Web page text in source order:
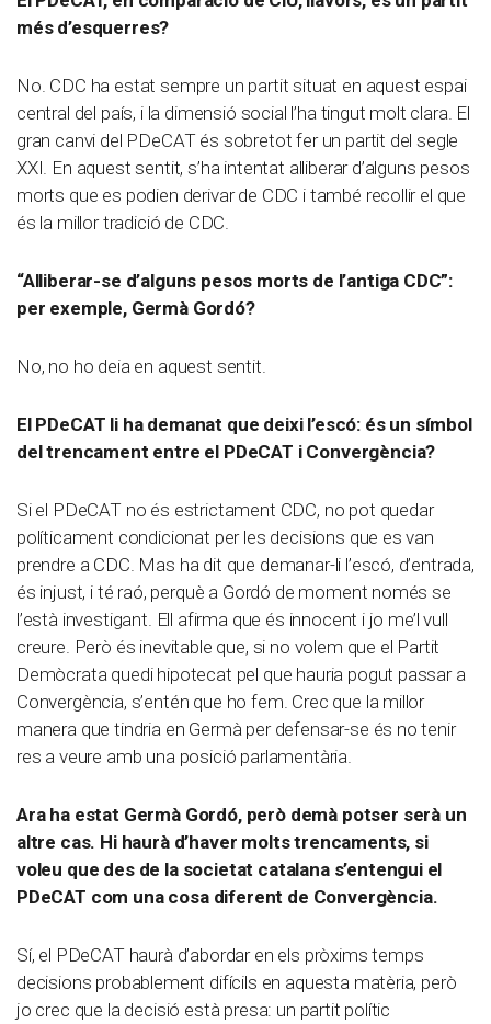
més d’esquerres?
No. CDC ha estat sempre un partit situat en aquest espai
central del país, i la dimensió social l’ha tingut molt clara. El
gran canvi del PDeCAT és sobretot fer un partit del segle
XXI. En aquest sentit, s’ha intentat alliberar d’alguns pesos
morts que es podien derivar de CDC i també recollir el que
és la millor tradició de CDC.
“Alliberar-se d’alguns pesos morts de l’antiga CDC”:
per exemple, Germà Gordó?
No, no ho deia en aquest sentit.
El PDeCAT li ha demanat que deixi l’escó: és un símbol
del trencament entre el PDeCAT i Convergència?
Si el PDeCAT no és estrictament CDC, no pot quedar
políticament condicionat per les decisions que es van
prendre a CDC. Mas ha dit que demanar-li l’escó, d’entrada,
és injust, i té raó, perquè a Gordó de moment només se
l’està investigant. Ell afirma que és innocent i jo me’l vull
creure. Però és inevitable que, si no volem que el Partit
Demòcrata quedi hipotecat pel que hauria pogut passar a
Convergència, s’entén que ho fem. Crec que la millor
manera que tindria en Germà per defensar-se és no tenir
res a veure amb una posició parlamentària.
Ara ha estat Germà Gordó, però demà potser serà un
altre cas. Hi haurà d’haver molts trencaments, si
voleu que des de la societat catalana s’entengui el
PDeCAT com una cosa diferent de Convergència.
Sí, el PDeCAT haurà d’abordar en els pròxims temps
decisions probablement difícils en aquesta matèria, però
jo crec que la decisió està presa: un partit polític